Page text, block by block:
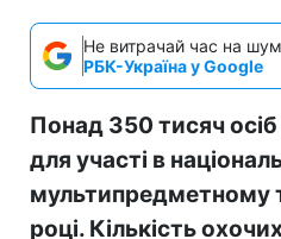
Не витрачай час на
РБК-Україна у Google
Понад 350 тисяч
для участі в
мультипредметному
році. Кількість